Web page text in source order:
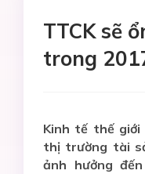
TTCK sẽ
trong
Kinh tế thế giới
thị trường tài
ảnh hưởng